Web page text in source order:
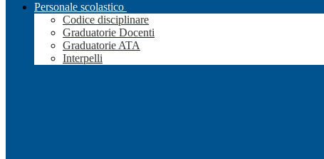
Personale scolastico
Codice disciplinare
Graduatorie Docenti
Graduatorie ATA
Interpelli